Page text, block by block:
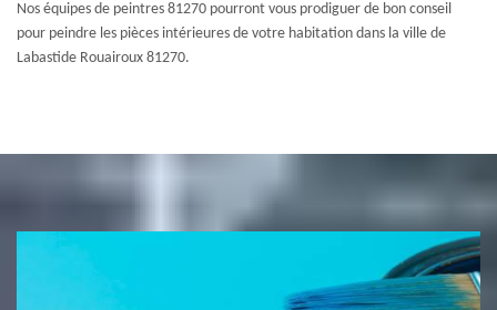
Nos équipes de peintres 81270 pourront vous prodiguer de bon conseil
pour peindre les pièces intérieures de votre habitation dans la ville de
Labastide Rouairoux 81270.